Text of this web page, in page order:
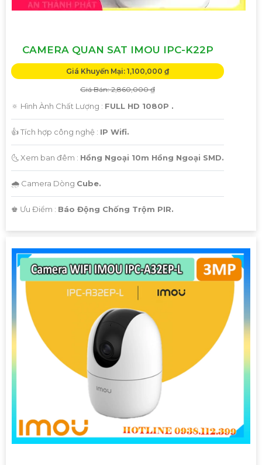
CAMERA QUAN SAT IMOU IPC-K22P
Giá Khuyến Mại: 1,100,000 ₫
Giá Bán: 2,860,000 ₫
🔅 Hình Ành Chất Lượng : FULL HD 1080P .
👍 Tích hợp công nghệ : IP Wifi.
🌜 Xem ban đêm : Hồng Ngoại 10m Hồng Ngoại SMD.
🌧️ Camera Dòng Cube.
️♚ Ưu Điểm : Báo Động Chống Trộm PIR.